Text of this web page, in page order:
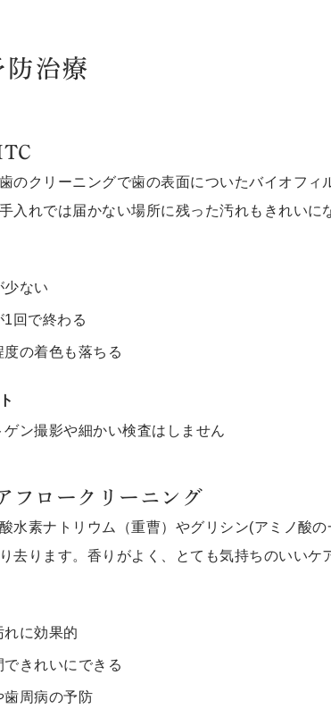
防治療
のクリーニングで歯の表面についたバイオフ
入れでは届かない場所に残った汚れもきれいに
少ない
1回で終わる
度の着色も落ちる
ゲン撮影や細かい検査はしません
フロークリーニング
水素ナトリウム（重曹）やグリシン(アミノ酸
去ります。香りがよく、とても気持ちのいいケ
れに効果的
できれいにできる
歯周病の予防